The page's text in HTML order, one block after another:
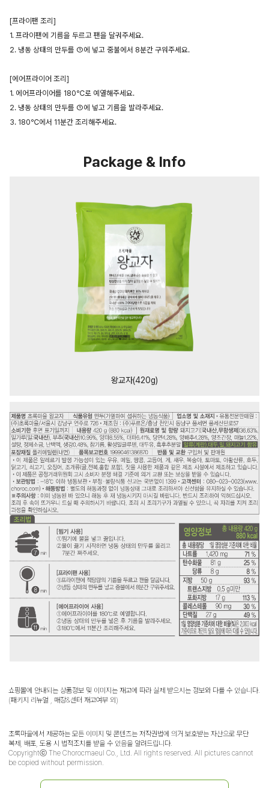
[프라이팬 조리]
1. 프라이팬에 기름을 두르고 팬을 달궈주세요.
2. 냉동 상태의 만두를 ①에 넣고 중불에서 8분간 구워주세요.
[에어프라이어 조리]
1. 에어프라이어를 180℃로 예열해주세요.
2. 냉동 상태의 만두를 ①에 넣고 기름을 발라주세요.
3. 180℃에서 11분간 조리해주세요.
Package & Info
왕교자(420g)
쇼핑몰에 안내되는 상품정보 및 이미지는 재고에 따라 실제 받으시는 정보와 다를 수 있습니다.
(패키지 리뉴얼 , 매장&센터 재고여부 외)
초록마을에서 제공하는 모든 이미지 및 콘텐츠는 저작권법에 의거 보호받는 자산으로 무단
복제, 배포, 도용 시 법적조치를 받을 수 있음을 알려드립니다.
Copyrightⓒ The Chorocmaeul Co., Ltd. All rights reserved. All pictures cannot
be copied without permission.